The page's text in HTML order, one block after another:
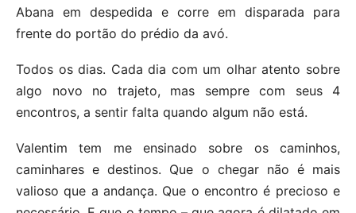
Abana em despedida e corre em disparada para
frente do portão do prédio da avó.
Todos os dias. Cada dia com um olhar atento sobre
algo novo no trajeto, mas sempre com seus 4
encontros, a sentir falta quando algum não está.
Valentim tem me ensinado sobre os caminhos,
caminhares e destinos. Que o chegar não é mais
valioso que a andança. Que o encontro é precioso e